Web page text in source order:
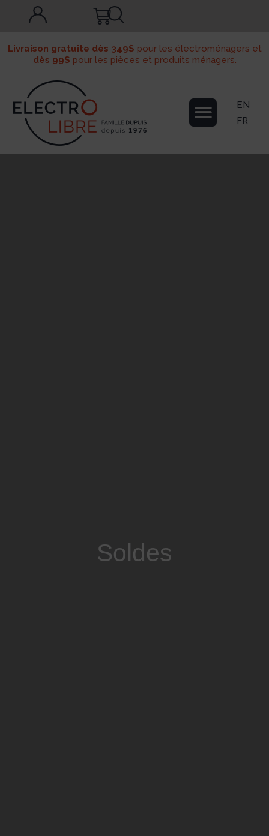
Livraison gratuite dès 349$ pour les électroménagers et
dès 99$ pour les pièces et produits ménagers.
EN
FR
Soldes